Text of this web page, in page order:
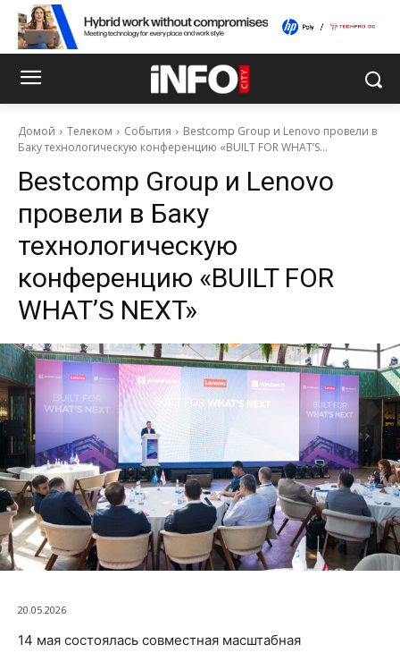
Домой Телеком События
Bestcomp Group и Lenovo провели в
Баку технологическую конференцию «BUILT FOR WHAT’S...
Bestcomp Group и Lenovo
провели в Баку
технологическую
конференцию «BUILT FOR
WHAT’S NEXT»
20.05.2026
14 мая состоялась совместная масштабная